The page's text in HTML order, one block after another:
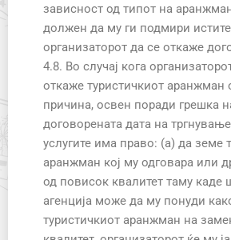
зависност од типот на
должен да му ги подмири
организаторот да се откаже
4.8. Во случај кога
откаже туристичкиот аранжман
причина, освен поради грешка
договорената дата на
услугите има право: (а) да земе
аранжман кој му одговара или
од повисок квалитет таму каде
агенција може да му понуди
туристичкиот аранжман на